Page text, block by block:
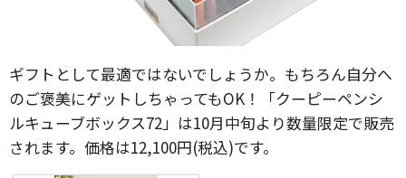
ギフトとして最適ではないでしょうか。もちろん自分へ
のご褒美にゲットしちゃってもOK！「クーピーペンシ
ルキューブボックス72」は10月中旬より数量限定で販売
されます。価格は12,100円(税込)です。